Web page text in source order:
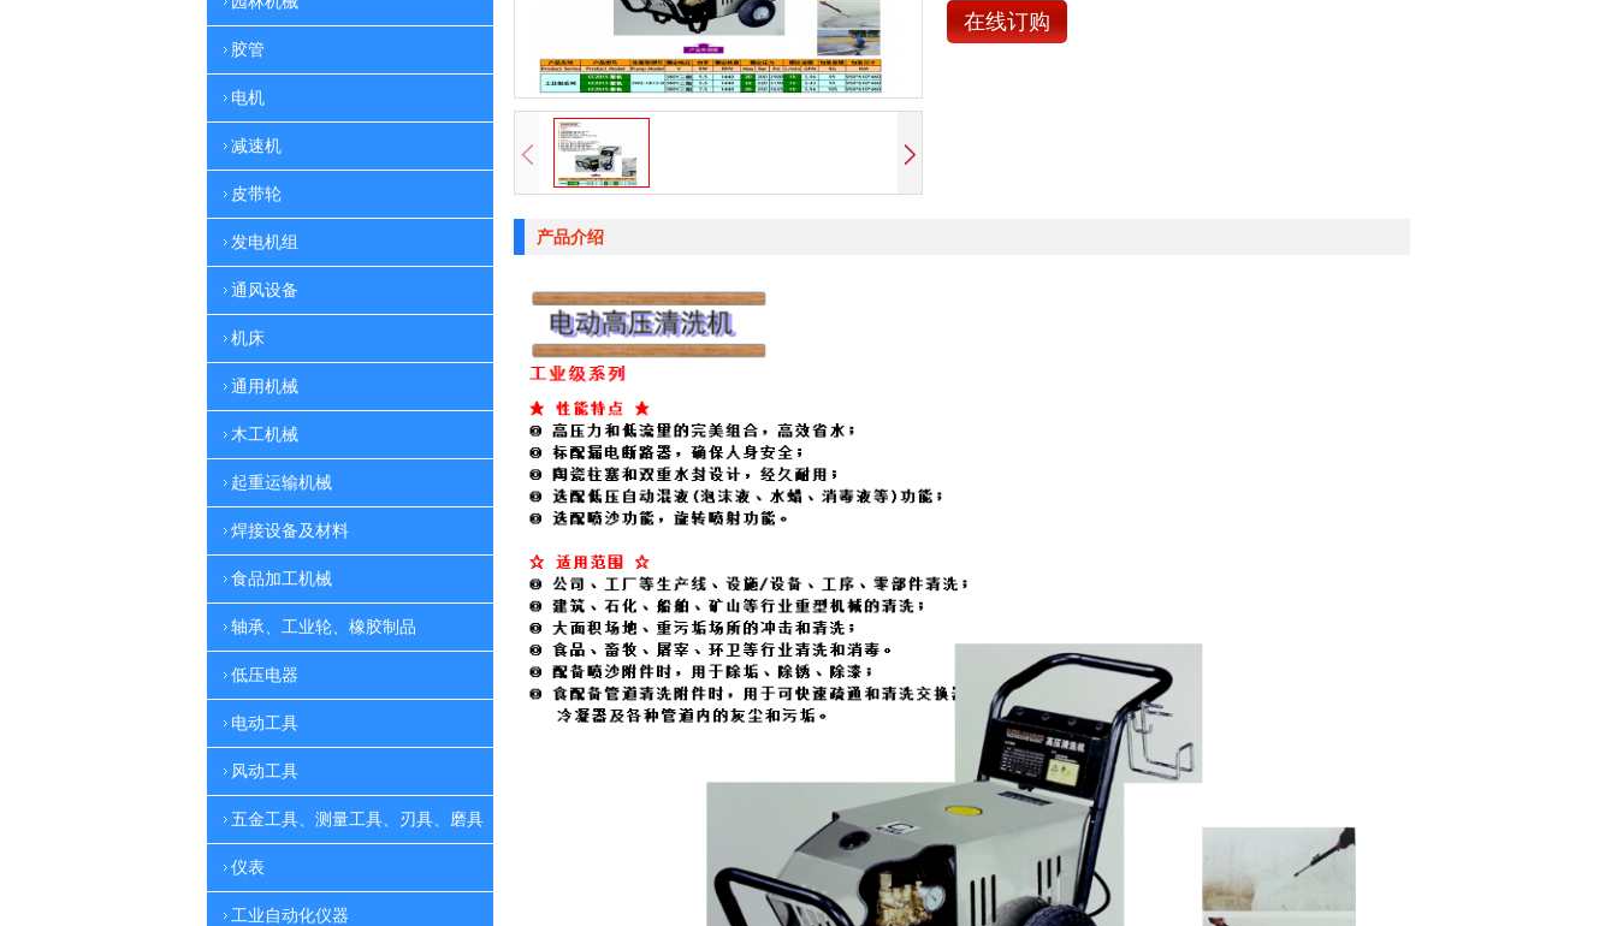
胶管
电机
减速机
皮带轮
发电机组
通风设备
机床
通用机械
木工机械
起重运输机械
焊接设备及材料
食品加工机械
轴承、工业轮、橡胶制品
低压电器
电动工具
风动工具
五金工具、测量工具、刃具、磨具
仪表
工业自动化仪器
在线订购
产品介绍